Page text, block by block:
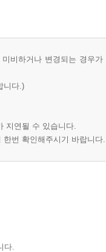
비하거나 변경되는 경우
니다.)
지연될 수 있습니다.
번 확인해주시기 바랍니다.
다.